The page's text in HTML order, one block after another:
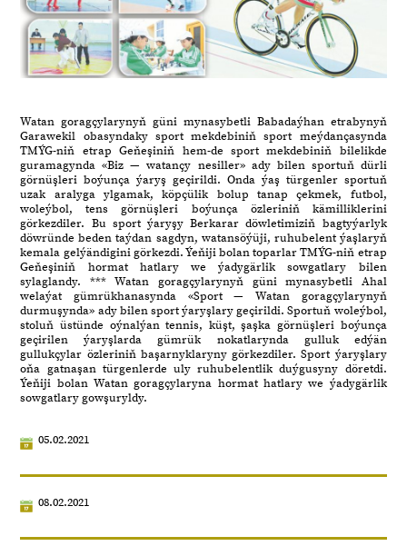
Watan goragçylarynyň güni mynasybetli Babadaýhan etrabynyň
Garawekil obasyndaky sport mekdebiniň sport meýdançasynda
TMÝG-niň etrap Geňeşiniň hem-de sport mekdebiniň bilelikde
guramagynda «Biz — watançy nesiller» ady bilen sportuň dürli
görnüşleri boýunça ýaryş geçirildi. Onda ýaş türgenler sportuň
uzak aralyga ylgamak, köpçülik bolup tanap çekmek, futbol,
woleýbol, tens görnüşleri boýunça özleriniň kämilliklerini
görkezdiler. Bu sport ýaryşy Berkarar döwletimiziň bagtyýarlyk
döwründe beden taýdan sagdyn, watansöýüji, ruhubelent ýaşlaryň
kemala gelýändigini görkezdi. Ýeňiji bolan toparlar TMÝG-niň etrap
Geňeşiniň hormat hatlary we ýadygärlik sowgatlary bilen
sylaglandy. *** Watan goragçylarynyň güni mynasybetli Ahal
welaýat gümrükhanasynda «Sport — Watan goragçylarynyň
durmuşynda» ady bilen sport ýaryşlary geçirildi. Sportuň woleýbol,
stoluň üstünde oýnalýan tennis, küşt, şaşka görnüşleri boýunça
geçirilen ýaryşlarda gümrük nokatlarynda gulluk edýän
gullukçylar özleriniň başarnyklaryny görkezdiler. Sport ýaryşlary
oňa gatnaşan türgenlerde uly ruhubelentlik duýgusyny döretdi.
Ýeňiji bolan Watan goragçylaryna hormat hatlary we ýadygärlik
sowgatlary gowşuryldy.
05.02.2021
08.02.2021